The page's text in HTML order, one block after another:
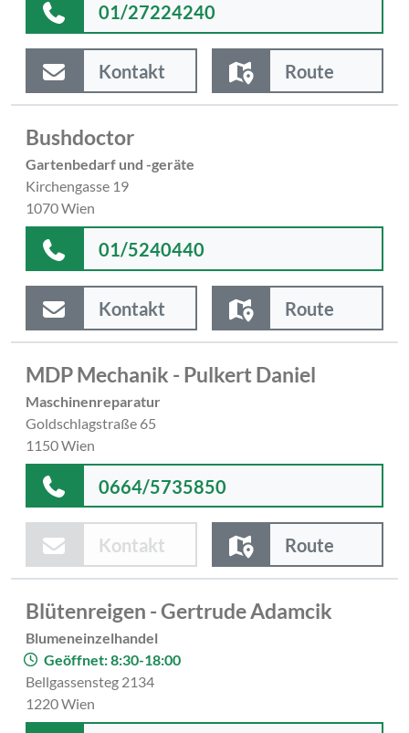
01/27224240
Kontakt Route
Bushdoctor
Gartenbedarf und -geräte
Kirchengasse 19
1070 Wien
01/5240440
Kontakt Route
MDP Mechanik - Pulkert Daniel
Maschinenreparatur
Goldschlagstraße 65
1150 Wien
0664/5735850
Kontakt Route
Blütenreigen - Gertrude Adamcik
Blumeneinzelhandel
Geöffnet: 8:30-18:00
Bellgassensteg 2134
1220 Wien